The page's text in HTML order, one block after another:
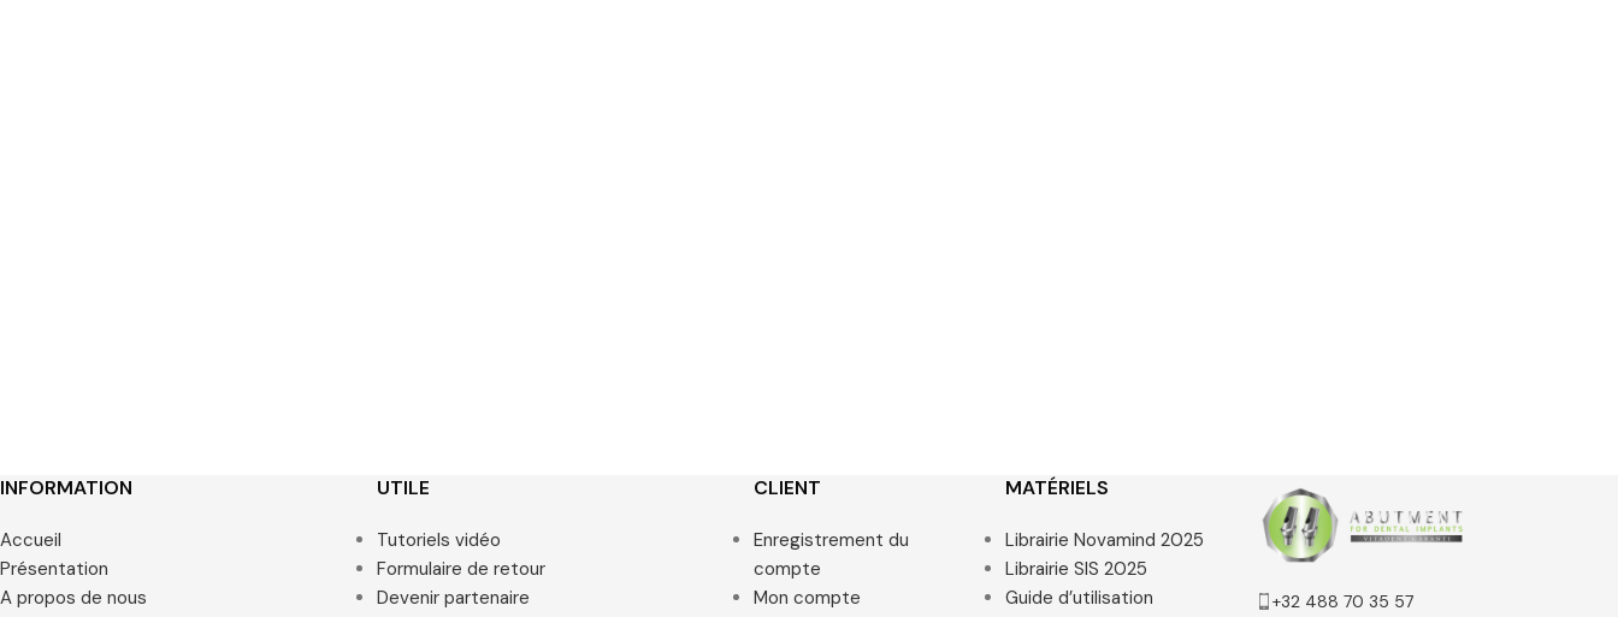
INFORMATION
Accueil
Présentation
A propos de nous
UTILE
Tutoriels vidéo
Formulaire de retour
Devenir partenaire
CLIENT
Enregistrement du
compte
Mon compte
MATÉRIELS
Librairie Novamind 2025
Librairie SIS 2025
Guide d’utilisation
+32 488 70 35 57